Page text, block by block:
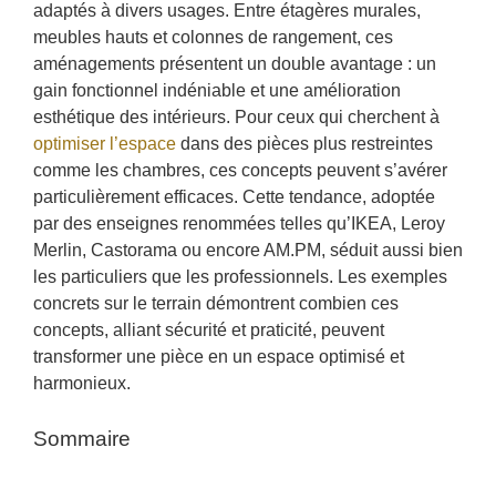
adaptés à divers usages. Entre étagères murales,
meubles hauts et colonnes de rangement, ces
aménagements présentent un double avantage : un
gain fonctionnel indéniable et une amélioration
esthétique des intérieurs. Pour ceux qui cherchent à
optimiser l’espace dans des pièces plus restreintes
comme les chambres, ces concepts peuvent s’avérer
particulièrement efficaces. Cette tendance, adoptée
par des enseignes renommées telles qu’IKEA, Leroy
Merlin, Castorama ou encore AM.PM, séduit aussi bien
les particuliers que les professionnels. Les exemples
concrets sur le terrain démontrent combien ces
concepts, alliant sécurité et praticité, peuvent
transformer une pièce en un espace optimisé et
harmonieux.
Sommaire